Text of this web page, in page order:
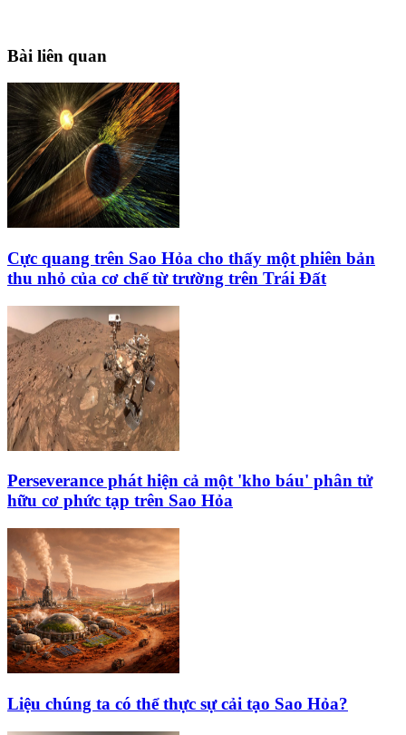
Bài liên quan
Cực quang trên Sao Hỏa cho thấy một phiên bản
thu nhỏ của cơ chế từ trường trên Trái Đất
Perseverance phát hiện cả một 'kho báu' phân tử
hữu cơ phức tạp trên Sao Hỏa
Liệu chúng ta có thể thực sự cải tạo Sao Hỏa?